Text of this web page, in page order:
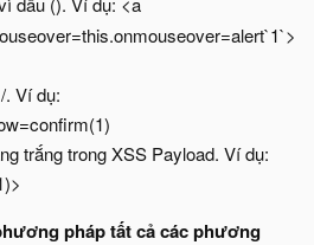
Ví dụ:
trắng trong XSS Payload. Ví dụ:
pháp tất cả các phương